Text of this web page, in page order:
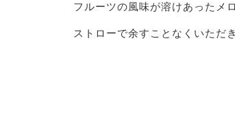
フルーツの風味が溶けあったメ
ストローで余すことなくいただ